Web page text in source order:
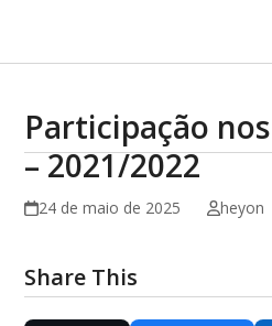
Participação
– 2021/2022
24 de maio de 2025 heyon
Share This